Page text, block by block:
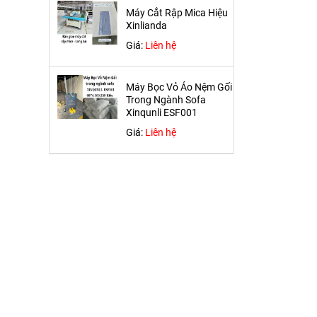
Máy Cắt Rập Mica Hiệu
Xinlianda
Giá: Liên hệ
Máy Bọc Vỏ Áo Nệm Gối
Trong Ngành Sofa
Xinqunli ESF001
Giá: Liên hệ